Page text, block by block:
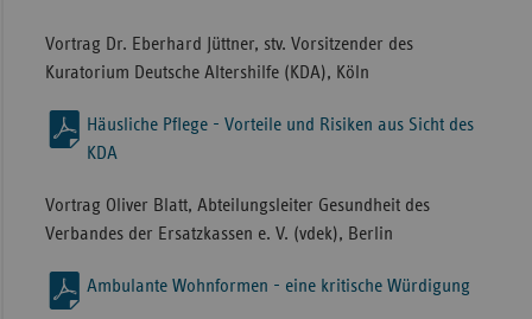
Vortrag Dr. Eberhard Jüttner, stv. Vorsitzender des
Kuratorium Deutsche Altershilfe (KDA), Köln
Häusliche Pflege - Vorteile und Risiken aus Sicht des
KDA
Vortrag Oliver Blatt, Abteilungsleiter Gesundheit des
Verbandes der Ersatzkassen e. V. (vdek), Berlin
Ambulante Wohnformen - eine kritische Würdigung